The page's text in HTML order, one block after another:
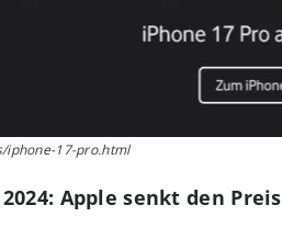
iphone-17-pro.html
Apple senkt den Preis